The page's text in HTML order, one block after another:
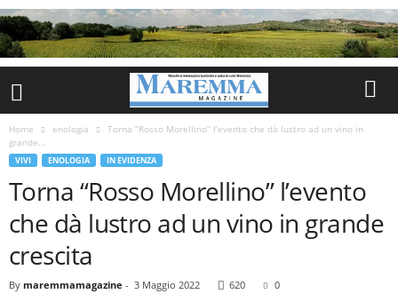
Home enologia
Torna “Rosso Morellino” l’evento che dà lustro ad un vino in
grande...
VIVI ENOLOGIA IN EVIDENZA
Torna “Rosso Morellino” l’evento
che dà lustro ad un vino in grande
crescita
By maremmamagazine - 3 Maggio 2022 620 0